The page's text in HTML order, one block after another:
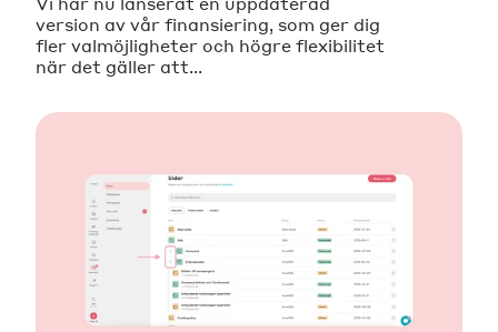
version av vår finansiering, som ger dig
fler valmöjligheter och högre flexibilitet
när det gäller att...